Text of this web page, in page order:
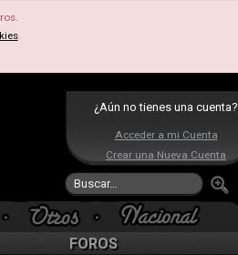
.
¿Aún no tienes una cuenta?
Acceder a mi Cuenta
Crear una Nueva Cuenta
FOROS